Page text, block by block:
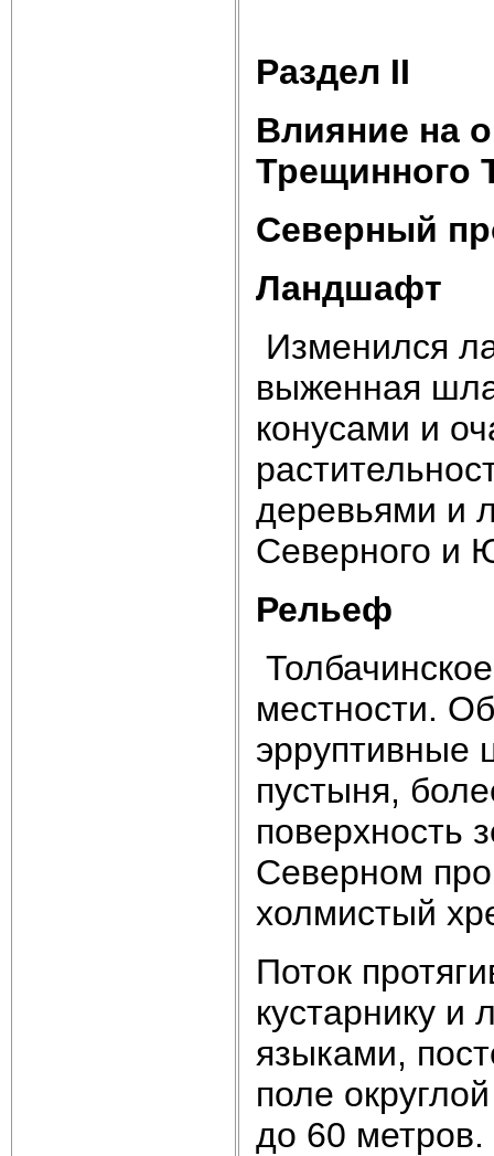
Раздел II
Влияние на
Трещинного
Северный
Ландшафт
Изменился
выженная
конусами и
деревьями и
Северного и
Рельеф
местности.
эрруптивные
пустыня,
поверхность
Северном
холмистый
Поток
кустарнику и
языками,
поле
до 60 метров.